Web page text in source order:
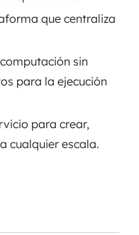
que centraliza
sin
para la ejecución
para crear,
cualquier escala.